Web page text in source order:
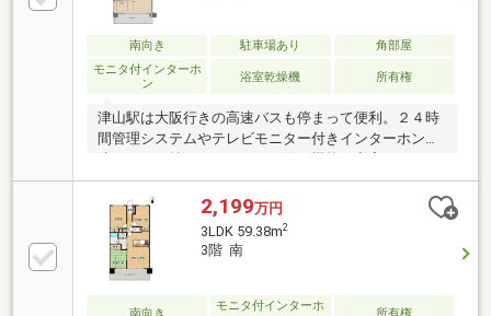
南向き 駐車場あり
角部屋
モニタ付インターホ
ン
浴室乾燥機 所有権
津山駅は大阪行きの高速バスも停まって便利。２４時
間管理システムやテレビモニター付きインターホン、
す。ペット可なので、近くの鶴山公園や、宮川等を一
緒にお散歩できます。また、バルコニーには、スロッ
プシンクもついているので、散歩した後も安心です
ね。食洗器や浴室乾燥機、オートバス、宅配ボックス
等の便利な設備が充実。全居室のクロスが12月に新し
くなりました！
2,199万円
3LDK 59.38m2
3階 南
南向き
モニタ付インターホ
所有権